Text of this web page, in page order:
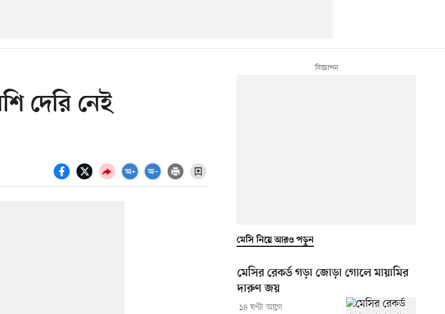
দেরি নেই
মেসি নিয়ে আরও পড়ুন
মেসির রেকর্ড গড়া জোড়া গোলে মায়ামির
দারুণ জয়
১৪ ঘণ্টা আগে